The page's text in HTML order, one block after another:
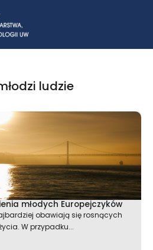
ludzie
młodych Europejczyków
obawiają się rosnących
W przypadku...